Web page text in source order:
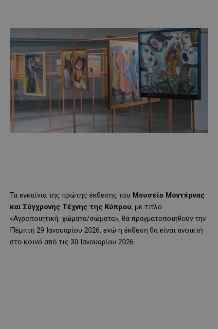
Τα εγκαίνια της πρώτης έκθεσης του Μουσείο Μοντέρνας
και Σύγχρονης Τέχνης της Κύπρου, με τίτλο
«Αγροποιητική: χώματα/σώματα», θα πραγματοποιηθούν την
Πέμπτη 29 Ιανουαρίου 2026, ενώ η έκθεση θα είναι ανοικτή
στο κοινό από τις 30 Ιανουαρίου 2026.